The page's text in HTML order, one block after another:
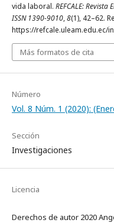
vida laboral. REFCALE:
ISSN 1390-9010,8(1), 42–62.
https://refcale.uleam.edu.ec/
Más formatos de cita
Número
Vol. 8 Núm. 1 (2020):
Sección
Investigaciones
Licencia
Derechos de autor 2020